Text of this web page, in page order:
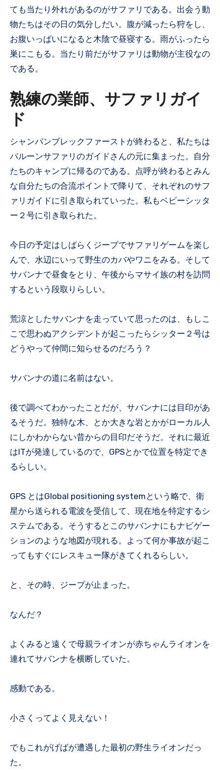
ても当たり外れがあるのがサファリである。出会う動
物たちはその日の気分しだい。腹が減ったら狩をし、
お腹いっぱいになると木陰で昼寝する。雨がふったら
巣にこもる。当たり前だがサファリは動物が主役なの
である。
熟練の業師、サファリガイ
ド
シャンパンブレックファーストが終わると、私たちは
バルーンサファリのガイドさんの元に集まった。自分
たちのキャンプに帰るのである。点呼が終わるとみん
な自分たちの合流ポイントで降りて、それぞれのサフ
ァリガイドに引き取られていった。私もベビーシッタ
ー２号に引き取られた。
今日の予定はしばらくジープでサファリゲームを楽し
んで、水辺にいって野生のカバやワニをみる。そして
サバンナで昼食をとり、午後からマサイ族の村を訪問
するという段取りらしい。
荒涼としたサバンナを走っていて思ったのは、もしこ
こで思わぬアクシデントが起こったらシッター２号は
どうやって仲間に知らせるのだろう？
サバンナの道に名前はない。
後で調べてわかったことだが、サバンナには目印があ
るそうだ。独特な木、とか大きな岩とかがローカル人
にしかわからない昔からの目印だそうだ。それに最近
はITが発達しているので、GPSとかで位置を特定でき
るらしい。
GPS とはGlobal positioning systemという略で、衛
星から送られる電波を受信して、現在地を特定するシ
ステムである。そうするとこのサバンナにもナビゲー
ションのような地図が現れる。よって何か事故が起こ
ってもすぐにレスキュー隊がきてくれるらしい。
と、その時、ジープが止まった。
なんだ？
よくみると遠くで母親ライオンが赤ちゃんライオンを
連れてサバンナを横断していた。
感動である。
小さくってよく見えない！
でもこれがげばが遭遇した最初の野生ライオンだっ
た。